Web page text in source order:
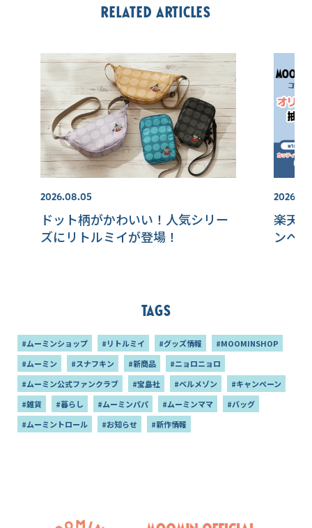
Related articles
2026.08.05
ドット柄がかわいい！人気シリー
ズにリトルミイが登場！
楽天
ンペ
Tags
#ムーミンショップ #リトルミイ #グッズ情報
#MOOMINSHOP
#ムーミン
#スナフキン #新商品
#ニョロニョロ
#ムーミン公式ファンクラブ
#宝島社 #ベルメゾン
#キャンペーン
#雑貨
#暮らし #ムーミンパパ #ムーミンママ
#バッグ
#ムーミントロール
#お知らせ #新作情報